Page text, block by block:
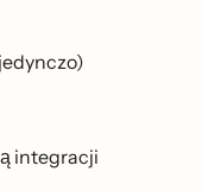
integracji